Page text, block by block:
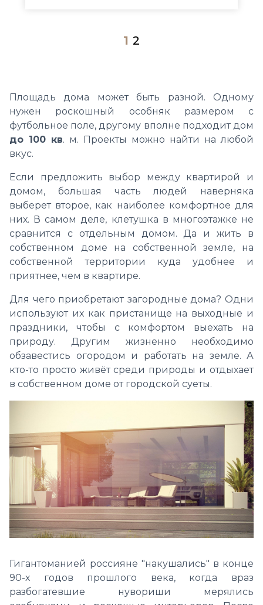
1 2
Площадь дома может быть разной. Одному
нужен роскошный особняк размером с
футбольное поле, другому вполне подходит дом
до 100 кв. м. Проекты можно найти на любой
вкус.
Если предложить выбор между квартирой и
домом, большая часть людей наверняка
выберет второе, как наиболее комфортное для
них. В самом деле, клетушка в многоэтажке не
сравнится с отдельным домом. Да и жить в
собственном доме на собственной земле, на
собственной территории куда удобнее и
приятнее, чем в квартире.
Для чего приобретают загородные дома? Одни
используют их как пристанище на выходные и
праздники, чтобы с комфортом выехать на
природу. Другим жизненно необходимо
обзавестись огородом и работать на земле. А
кто-то просто живёт среди природы и отдыхает
в собственном доме от городской суеты.
Гигантоманией россияне "накушались" в конце
90-х годов прошлого века, когда враз
разбогатевшие нувориши мерялись